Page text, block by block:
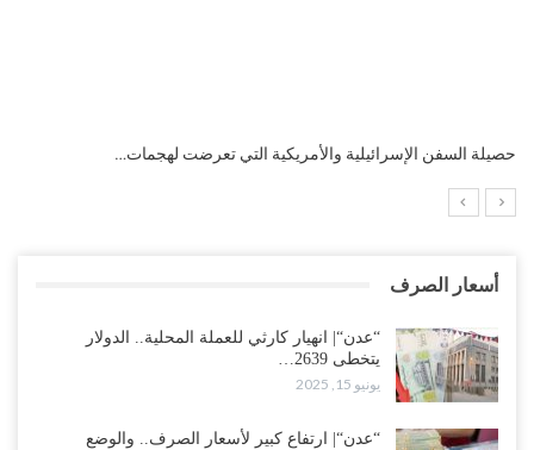
التضخم السنوي لمنطقة اليورو.. “إنفوجرافيك“..!
أسعار الصرف
“عدن“| انهيار كارثي للعملة المحلية.. الدولار
يتخطى 2639…
يونيو 15, 2025
“عدن“| ارتفاع كبير لأسعار الصرف.. والوضع